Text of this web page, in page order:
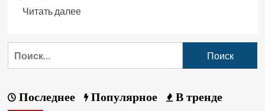
Читать далее
Последнее Популярное В тренде